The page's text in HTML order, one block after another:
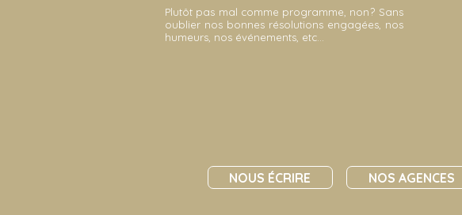
Plutôt pas mal comme programme, non? Sans
oublier nos bonnes résolutions engagées, nos
humeurs, nos événements, etc…
NOUS ÉCRIRE NOS AGENCES